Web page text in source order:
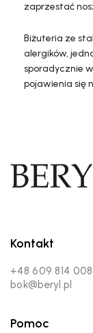
zaprzestać
Biżuteria ze
alergików,
sporadycznie
pojawienia się
Kontakt
+48 609 814 008
bok@beryl.pl
Pomoc